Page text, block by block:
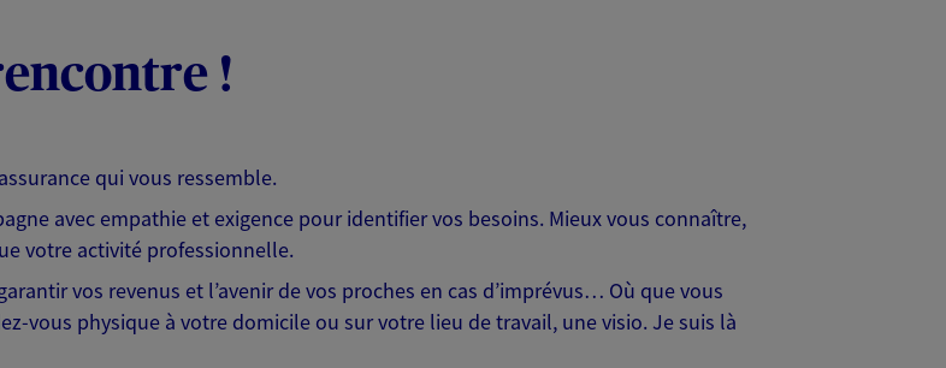
!
qui vous ressemble.
avec empathie et exigence pour identifier vos besoins. Mieux vous connaître,
votre activité professionnelle.
vos revenus et l’avenir de vos proches en cas d’imprévus… Où que vous
vous physique à votre domicile ou sur votre lieu de travail, une visio. Je suis là